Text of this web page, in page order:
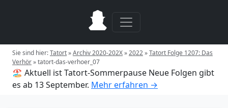
Sie sind hier:Tatort»Archiv 2020-202X»2022»Tatort Folge 1207: Das
Verhör»tatort-das-verhoer_07
🏖️ Aktuell ist Tatort-Sommerpause Neue Folgen gibt
es ab 13 September. Mehr erfahren →